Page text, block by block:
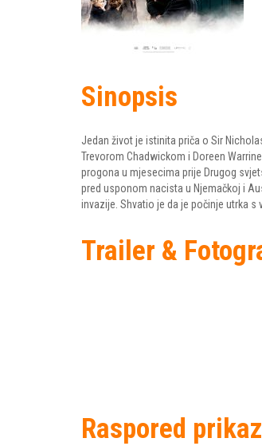
Sinopsis
Jedan život je istinita priča o Sir
Trevorom Chadwickom i Doreen
progona u mjesecima prije Drugog
pred usponom nacista u Njemačkoj i
invazije. Shvatio je da je počinje utrka
Trailer &
Raspored